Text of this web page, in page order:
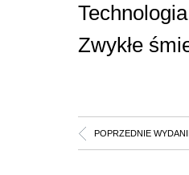
Zwykłe
POPRZEDNIE